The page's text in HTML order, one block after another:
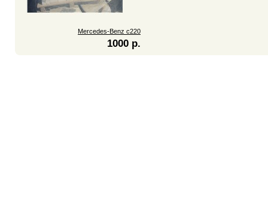
Mercedes-Benz c220
1000 р.